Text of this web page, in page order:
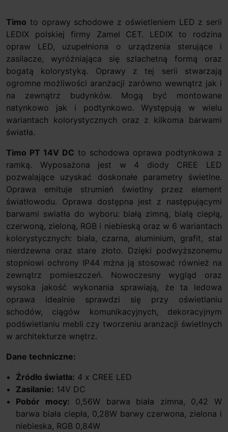
Timo to oprawy schodowe z oświetleniem LED z serii
LEDIX polskiej firmy Zamel CET. LEDIX to rodzina
opraw LED, uzupełniona o urządzenia sterujące i
zasilacze, wyróżniająca się szlachetną formą oraz
bogatą kolorystyką. Oprawy z tej serii stwarzają
ogromne możliwości aranżacji zarówno wewnątrz jak i
na zewnątrz budynków. Mogą być montowane
natynkowo jak i podtynkowo. Występują w wielu
wariantach kolorystycznych oraz z kilkoma barwami
światła.
Timo PT 14V DC to schodowa oprawa podtynkowa z
ramką. Wyposażona jest w 4 diody CREE LED
pozwalające uzyskać doskonałe parametry świetlne.
Oprawa emituje strumień świetlny przez element
światłowodu. Oprawa dostępna jest z następującymi
barwami swiatła do wyboru: białą zimną, białą ciepłą,
czerwoną, zieloną, RGB i niebieską oraz w 6 wariantach
kolorystycznych: biała, czarna, aluminium, grafit, stal
nierdzewna oraz stare złoto. Dzięki podwyższonemu
stopniowi ochrony IP44 mżna ją stosować również na
zewnątrz pomieszczeń. Nowoczesny wygląd oraz
wysoka jakość wykonania sprawiają, że ta ledowa
oprawa idealnie sprawdzi się przy oświetlaniu
schodów, ciągów komunikacyjnych, dekoracyjnym
podświetlaniu mebli czy tworzeniu aranżacji świetlnych
w architekturze wnętrz.
Dane techniczne:
Źródło światła: 4 x CREE LED
Zasilanie: 14V DC
Pobór mocy: 0,56W barwa biała zimna, 0,42 W
barwa biała ciepła, 0,28W barwy czerwona, zielona i
niebieska, RGB 0,84W